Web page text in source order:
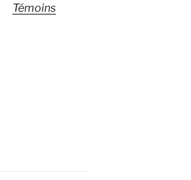
Témoins